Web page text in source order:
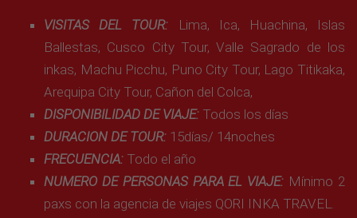
VISITAS DEL TOUR: Lima, Ica, Huachina, Islas
Ballestas, Cusco City Tour, Valle Sagrado de los
inkas, Machu Picchu, Puno City Tour, Lago Titikaka,
Arequipa City Tour, Cañon del Colca,
DISPONIBILIDAD DE VIAJE: Todos los días
DURACION DE TOUR: 15días/ 14noches
FRECUENCIA: Todo el año
NUMERO DE PERSONAS PARA EL VIAJE: Mínimo 2
paxs con la agencia de viajes QORI INKA TRAVEL.